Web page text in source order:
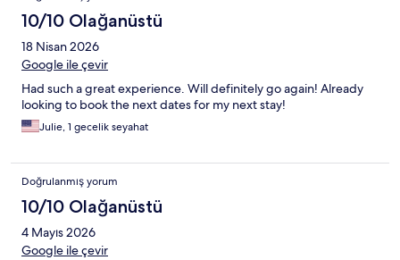
10/10 Olağanüstü
18 Nisan 2026
Google ile çevir
Had such a great experience. Will definitely go again! Already
looking to book the next dates for my next stay!
Julie, 1 gecelik seyahat
Doğrulanmış yorum
10/10 Olağanüstü
4 Mayıs 2026
Google ile çevir